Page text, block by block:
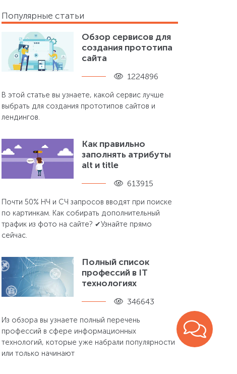
Популярные статьи
Обзор сервисов для
создания прототипа
сайта
1224896
В этой статье вы узнаете, какой сервис лучше
выбрать для создания прототипов сайтов и
лендингов.
Как правильно
заполнять атрибуты
alt и title
613915
Почти 50% НЧ и СЧ запросов вводят при поиске
по картинкам. Как собирать дополнительный
трафик из фото на сайте? ✔Узнайте прямо
сейчас.
Полный список
профессий в IT
технологиях
346643
Из обзора вы узнаете полный перечень
профессий в сфере информационных
технологий, которые уже набрали популярности
или только начинают